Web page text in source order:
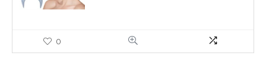
0